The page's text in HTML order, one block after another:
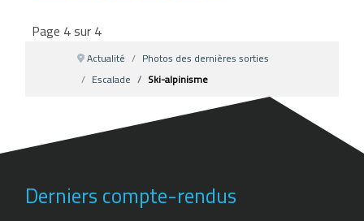
Page 4 sur 4
Actualité
Photos des dernières sorties
Escalade
Ski-alpinisme
Derniers compte-rendus